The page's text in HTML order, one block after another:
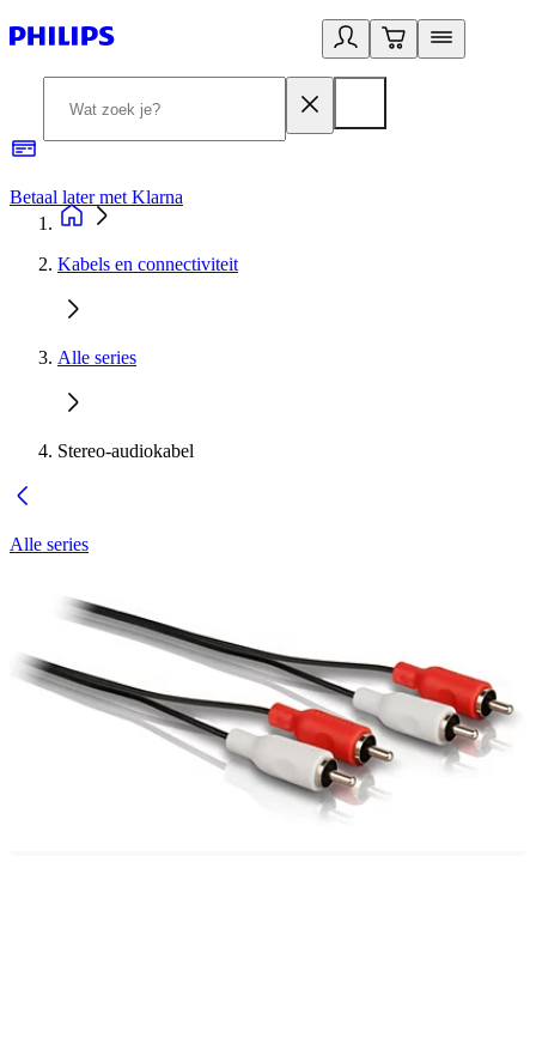
Betaal later met Klarna
Kabels en connectiviteit
Alle series
Stereo-audiokabel
Alle series